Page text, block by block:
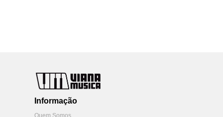
Informação
Quem Somos